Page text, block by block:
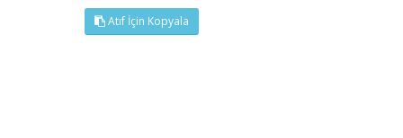
Atıf İçin Kopyala